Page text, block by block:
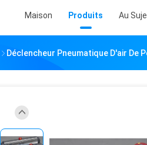
Maison Produits Au
Déclencheur Pneumatique D'air De